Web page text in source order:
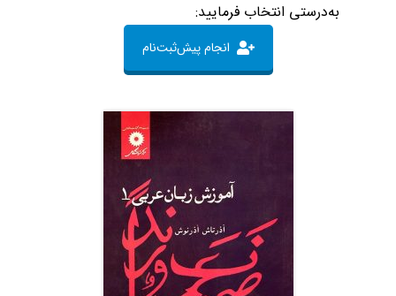
به‌درستی انتخاب فرمایید:
انجام پیش‌ثبت‌نام